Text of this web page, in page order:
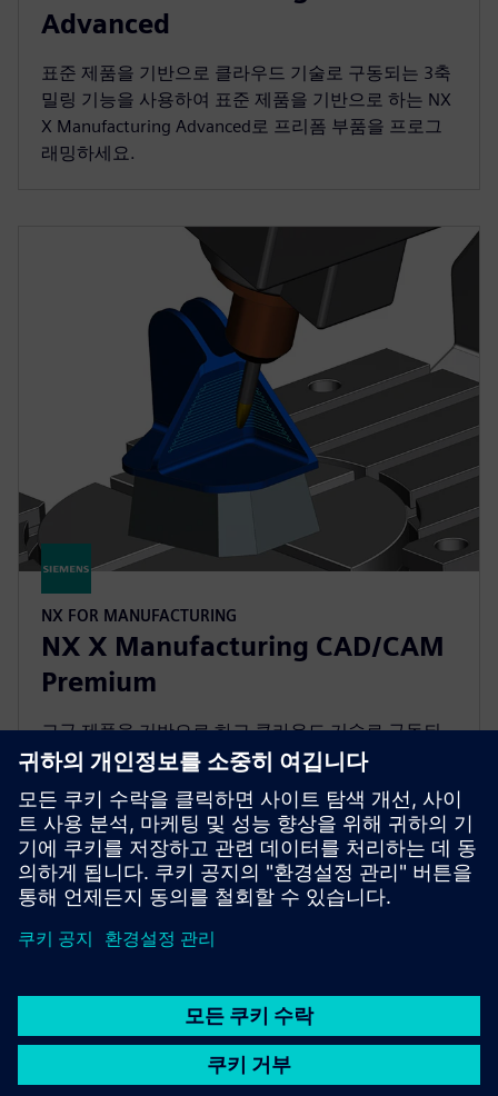
Advanced
표준 제품을 기반으로 클라우드 기술로 구동되는 3축
밀링 기능을 사용하여 표준 제품을 기반으로 하는 NX
X Manufacturing Advanced로 프리폼 부품을 프로그
래밍하세요.
NX FOR MANUFACTURING
NX X Manufacturing CAD/CAM
Premium
고급 제품을 기반으로 하고 클라우드 기술로 구동되
는 다축 가공 기능을 갖춘 NX X Manufacturing
세요.